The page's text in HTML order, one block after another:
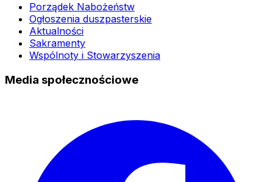
Porządek Nabożeństw
Ogłoszenia duszpasterskie
Aktualności
Sakramenty
Wspólnoty i Stowarzyszenia
Media społecznościowe